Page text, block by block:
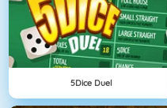
5Dice Duel